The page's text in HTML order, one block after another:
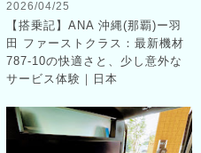
2026/04/25
【搭乗記】ANA 沖縄(那覇)ー羽
田 ファーストクラス：最新機材
787-10の快適さと、少し意外な
サービス体験｜日本